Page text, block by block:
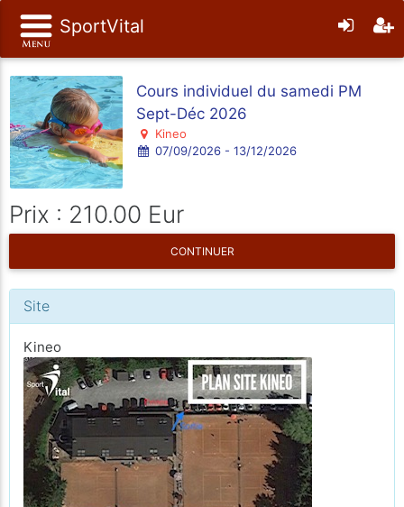
SportVital
Cours individuel du samedi PM
Sept-Déc 2026
Kineo
07/09/2026 - 13/12/2026
Prix : 210.00 Eur
CONTINUER
Site
Kineo